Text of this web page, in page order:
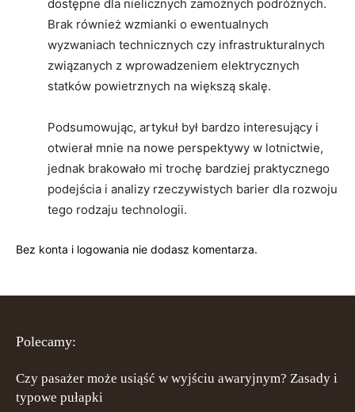
dostępne dla nielicznych zamożnych podróżnych.
Brak również wzmianki o ewentualnych
wyzwaniach technicznych czy infrastrukturalnych
związanych z wprowadzeniem elektrycznych
statków powietrznych na większą skalę.
Podsumowując, artykuł był bardzo interesujący i
otwierał mnie na nowe perspektywy w lotnictwie,
jednak brakowało mi trochę bardziej praktycznego
podejścia i analizy rzeczywistych barier dla rozwoju
tego rodzaju technologii.
Bez konta i logowania nie dodasz komentarza.
Polecamy:
Czy pasażer może usiąść w wyjściu awaryjnym? Zasady i
typowe pułapki